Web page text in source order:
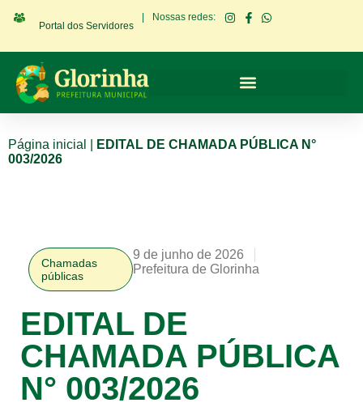
Portal dos Servidores
Nossas redes:
Página inicial
EDITAL DE CHAMADA PÚBLICA N°
003/2026
Chamadas
públicas
9 de junho de 2026
Prefeitura de Glorinha
EDITAL DE
CHAMADA PÚBLICA
N° 003/2026